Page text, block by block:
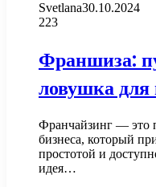
Svetlana30.10.2024
223
Франшиза:
ловушка для
Франчайзинг — это
бизнеса, который
простотой и
идея…